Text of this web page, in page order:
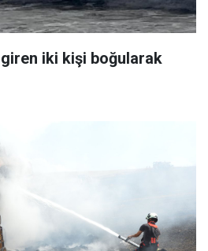
iki kişi boğularak